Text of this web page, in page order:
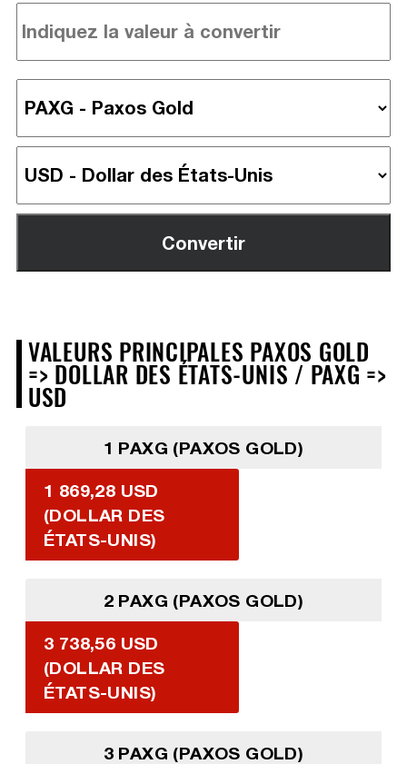
VALEURS PRINCIPALES PAXOS GOLD
=> DOLLAR DES ÉTATS-UNIS / PAXG =>
USD
1 PAXG (PAXOS GOLD)
1 869,28 USD
(DOLLAR DES
ÉTATS-UNIS)
2 PAXG (PAXOS GOLD)
3 738,56 USD
(DOLLAR DES
ÉTATS-UNIS)
3 PAXG (PAXOS GOLD)